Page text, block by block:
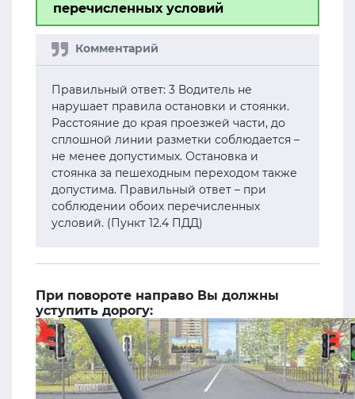
перечисленных условий
Правильный ответ: 3 Водитель не
нарушает правила остановки и стоянки.
Расстояние до края проезжей части, до
сплошной линии разметки соблюдается –
не менее допустимых. Остановка и
стоянка за пешеходным переходом также
допустима. Правильный ответ – при
соблюдении обоих перечисленных
условий. (Пункт 12.4 ПДД)
При повороте направо Вы должны
уступить дорогу: